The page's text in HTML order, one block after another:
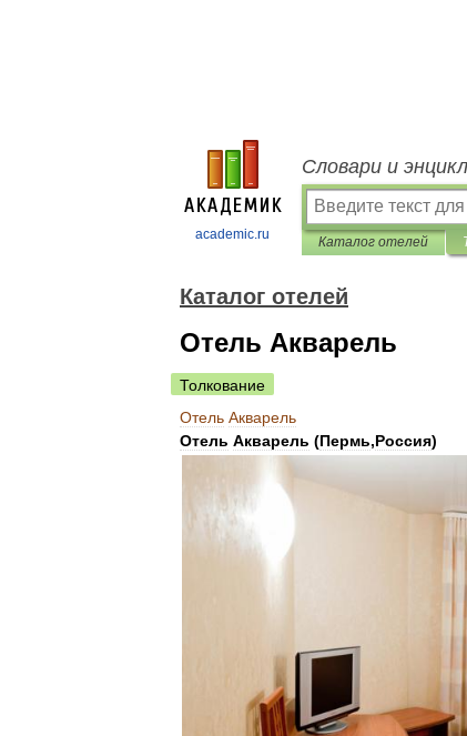
academic.ru
Словари и
Каталог отелей
Каталог отелей
Отель Акварель
Толкование
Отель Акварель
Отель Акварель (Пермь,Россия)